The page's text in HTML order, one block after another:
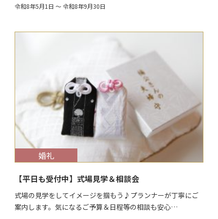
令和8年5月1日 ～ 令和8年9月30日
$target_date
婚礼
【平日も受付中】式場見学＆相談会
式場の見学をしてイメージを掴もう♪プランナーが丁寧にご
案内します。気になるご予算＆日程等の相談も安心…